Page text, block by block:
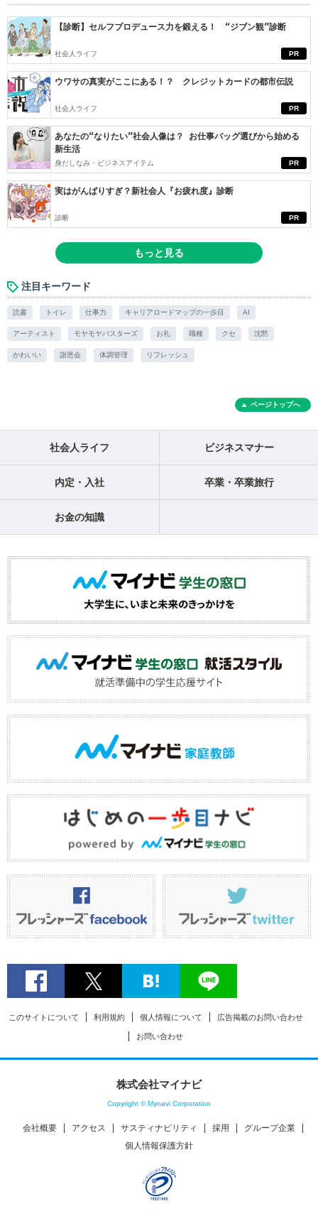
PR
【診断】セルフプロデュース力を鍛える！ “ジブン観”診断
社会人ライフ
PR
ウワサの真実がここにある！？ クレジットカードの都市伝説
社会人ライフ
PR
あなたの“なりたい”社会人像は？ お仕事バッグ選びから始める
新生活
身だしなみ・ビジネスアイテム
PR
実はがんばりすぎ？新社会人『お疲れ度』診断
診断
もっと見る
注目キーワード
読書 トイレ 仕事力 キャリアロードマップの一歩目 AI
アーティスト モヤモヤバスターズ お礼 職種 クセ 沈黙
かわいい 謝恩会 体調管理 リフレッシュ
ページトップへ
社会人ライフ ビジネスマナー
内定・入社 卒業・卒業旅行
お金の知識
このサイトについて 利用規約 個人情報について 広告掲載のお問い合わせ
お問い合わせ
株式会社マイナビ
Copyright © Mynavi Corporation
会社概要 アクセス サスティナビリティ 採用
グループ企業
個人情報保護方針